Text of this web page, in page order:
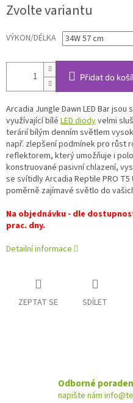
cena:
Zvolte variantu
VÝKON/DÉLKA
Přidat do
Arcadia Jungle Dawn LED Bar
využívající bílé LED diodyvelmi
terárií bílým denním světlem
např. zlepšení podmínek pro růst
reflektorem, který umožňuje i
konstruované pasivní chlazení,
se svítidlyArcadia Reptile PRO T5
poměrně zajímavé světlo do
Na objednávku - dle
prac. dny.
Detailní informace
ZEPTAT SE SDÍLET
Odborné
napište nám